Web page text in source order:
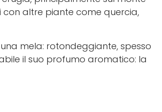
con altre piante come quercia,
mela: rotondeggiante, spesso
il suo profumo aromatico: la